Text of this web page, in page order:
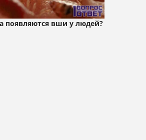
появляются вши у людей?